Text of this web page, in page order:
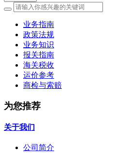
业务指南
政策法规
业务知识
报关指南
海关税收
运价参考
商检与索赔
为您推荐
关于我们
公司简介